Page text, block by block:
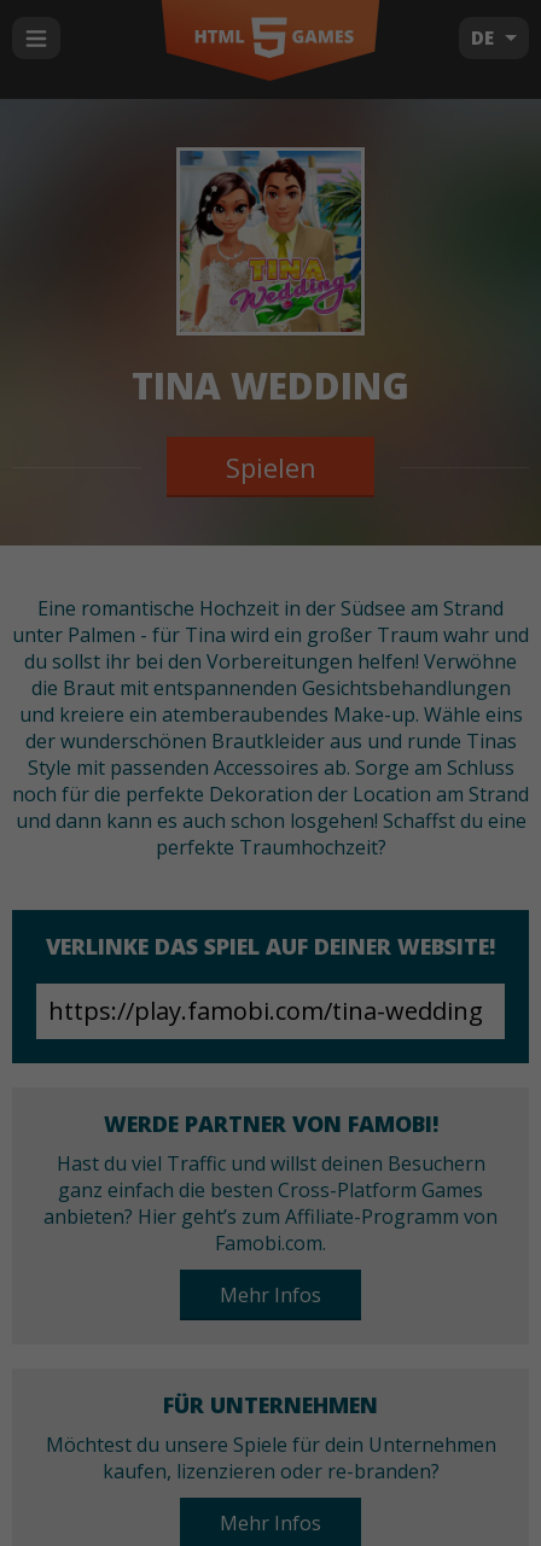
DE
TINA WEDDING
Spielen
Eine romantische Hochzeit in der Südsee am Strand
unter Palmen - für Tina wird ein großer Traum wahr und
du sollst ihr bei den Vorbereitungen helfen! Verwöhne
die Braut mit entspannenden Gesichtsbehandlungen
und kreiere ein atemberaubendes Make-up. Wähle eins
der wunderschönen Brautkleider aus und runde Tinas
Style mit passenden Accessoires ab. Sorge am Schluss
noch für die perfekte Dekoration der Location am Strand
und dann kann es auch schon losgehen! Schaffst du eine
perfekte Traumhochzeit?
VERLINKE DAS SPIEL AUF DEINER WEBSITE!
WERDE PARTNER VON FAMOBI!
Hast du viel Traffic und willst deinen Besuchern
ganz einfach die besten Cross-Platform Games
anbieten? Hier geht’s zum Affiliate-Programm von
Famobi.com.
Mehr Infos
FÜR UNTERNEHMEN
Möchtest du unsere Spiele für dein Unternehmen
kaufen, lizenzieren oder re-branden?
Mehr Infos